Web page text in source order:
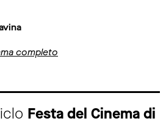
completo
Festa del Cinema di